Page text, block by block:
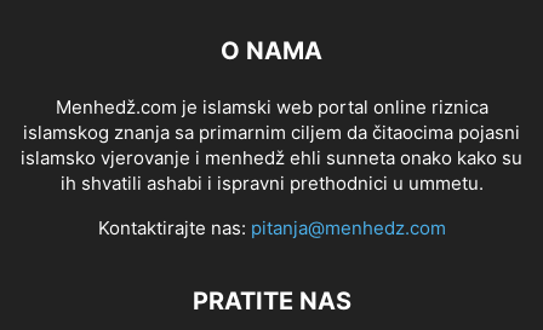
O NAMA
Menhedž.com je islamski web portal online riznica
islamskog znanja sa primarnim ciljem da čitaocima pojasni
islamsko vjerovanje i menhedž ehli sunneta onako kako su
ih shvatili ashabi i ispravni prethodnici u ummetu.
Kontaktirajte nas: pitanja@menhedz.com
PRATITE NAS